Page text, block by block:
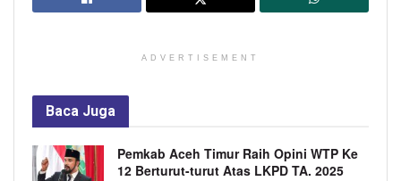
ADVERTISEMENT
Baca Juga
Pemkab Aceh Timur Raih Opini WTP Ke
12 Berturut-turut Atas LKPD TA. 2025